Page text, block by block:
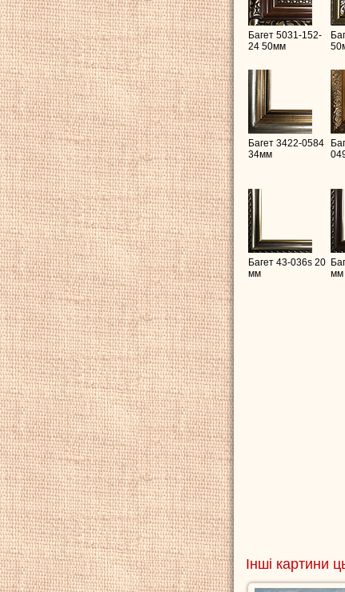
Багет 5031-152-
24 50мм
Багет 3422-0584
34мм
Багет 43-036s 20
мм
мм
Інші картини